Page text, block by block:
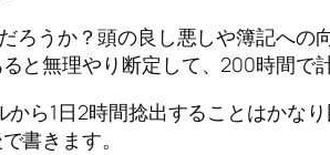
ろうか？頭の良し悪しや簿記への
と無理やり断定して、200時間で
ら1日2時間捻出することはかな
書きます。